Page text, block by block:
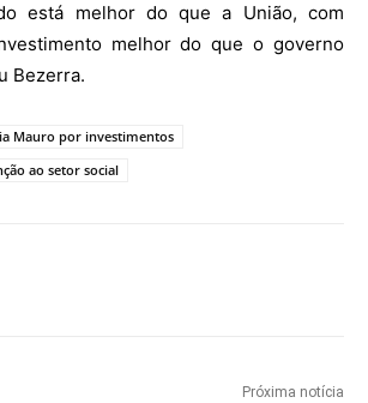
está melhor do que a União, com
melhor do que o governo
Bezerra.
Mauro por investimentos
ao setor social
Próxima notícia